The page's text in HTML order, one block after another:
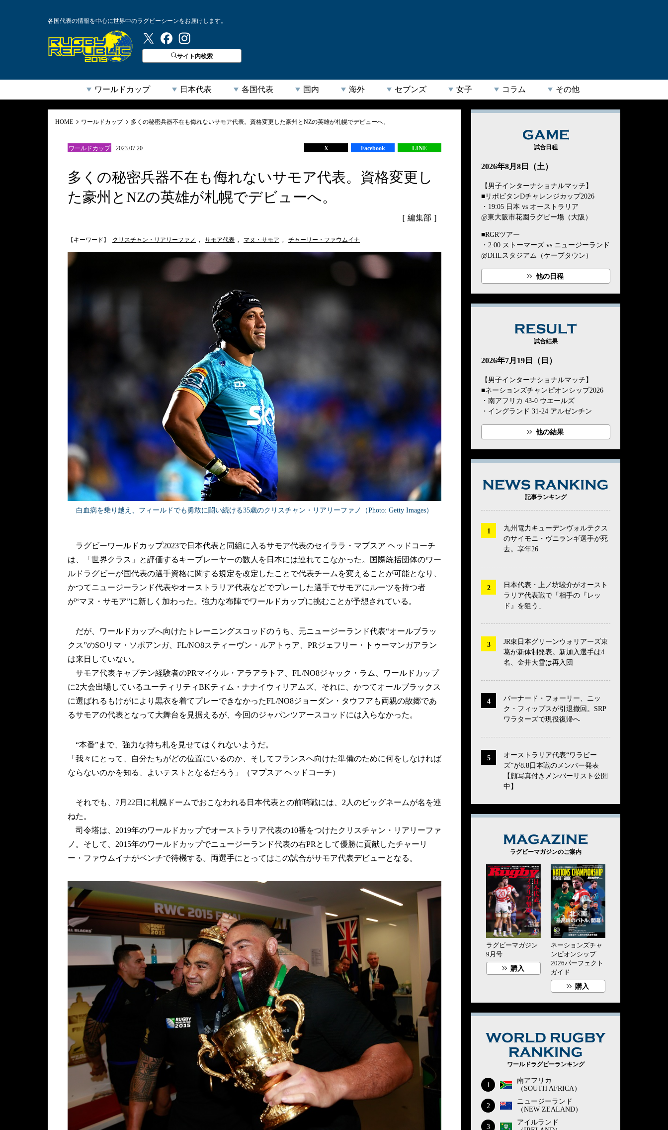
各国代表の情報を中心に世界中のラグビーシーンをお届けします。
ラグビーリパブリック
サイト内検索
ワールドカップ 日本代表 各国代表 国内 海外 セブンズ 女子 コラム その他
HOME ワールドカップ 多くの秘密兵器不在も侮れないサモア代表。資格変更した豪州とNZの英雄が札幌でデビューへ。
ワールドカップ 2023.07.20 X Facebook LINE
多くの秘密兵器不在も侮れないサモア代表。資格変更し
た豪州とNZの英雄が札幌でデビューへ。
［ 編集部 ］
【キーワード】 クリスチャン・リアリーファノ , サモア代表 , マヌ・サモア , チャーリー・ファウムイナ
白血病を乗り越え、フィールドでも勇敢に闘い続ける35歳のクリスチャン・リアリーファノ（Photo: Getty Images）
ラグビーワールドカップ2023で日本代表と同組に入るサモア代表のセイララ・マプスア ヘッドコーチ
は、「世界クラス」と評価するキープレーヤーの数人を日本には連れてこなかった。国際統括団体のワー
ルドラグビーが国代表の選手資格に関する規定を改定したことで代表チームを変えることが可能となり、
かつてニュージーランド代表やオーストラリア代表などでプレーした選手でサモアにルーツを持つ者
が“マヌ・サモア”に新しく加わった。強力な布陣でワールドカップに挑むことが予想されている。
だが、ワールドカップへ向けたトレーニングスコッドのうち、元ニュージーランド代表“オールブラッ
クス”のSOリマ・ソポアンガ、FL/NO8スティーヴン・ルアトゥア、PRジェフリー・トゥーマンガアラン
は来日していない。
サモア代表キャプテン経験者のPRマイケル・アラアラトア、FL/NO8ジャック・ラム、ワールドカップ
に2大会出場しているユーティリティBKティム・ナナイウィリアムズ、それに、かつてオールブラックス
に選ばれるもけがにより黒衣を着てプレーできなかったFL/NO8ジョーダン・タウフアも両親の故郷であ
るサモアの代表となって大舞台を見据えるが、今回のジャパンツアースコッドには入らなかった。
“本番”まで、強力な持ち札を見せてはくれないようだ。
「我々にとって、自分たちがどの位置にいるのか、そしてフランスへ向けた準備のために何をしなければ
ならないのかを知る、よいテストとなるだろう」（マプスア ヘッドコーチ）
それでも、7月22日に札幌ドームでおこなわれる日本代表との前哨戦には、2人のビッグネームが名を連
ねた。
司令塔は、2019年のワールドカップでオーストラリア代表の10番をつけたクリスチャン・リアリーファ
ノ。そして、2015年のワールドカップでニュージーランド代表の右PRとして優勝に貢献したチャーリ
ー・ファウムイナがベンチで待機する。両選手にとってはこの試合がサモア代表デビューとなる。
GAME
試合日程
2026年8月8日（土）
【男子インターナショナルマッチ】
■リポビタンDチャレンジカップ2026
・19:05 日本 vs オーストラリア
@東大阪市花園ラグビー場（大阪）
■RGRツアー
・2:00 ストーマーズ vs ニュージーランド
@DHLスタジアム（ケープタウン）
他の日程
試合結果
2026年7月19日（日）
【男子インターナショナルマッチ】
■ネーションズチャンピオンシップ2026
・南アフリカ 43-0 ウエールズ
・イングランド 31-24 アルゼンチン
他の結果
記事ランキング
九州電力キューデンヴォルテクス
のサイモニ・ヴニランギ選手が死
去。享年26
日本代表・上ノ坊駿介がオースト
ラリア代表戦で「相手の『レッ
ド』を狙う」
JR東日本グリーンウォリアーズ東
葛が新体制発表。新加入選手は4
名、金井大雪は再入団
バーナード・フォーリー、ニッ
ク・フィップスが引退撤回。SRP
ワラターズで現役復帰へ
オーストラリア代表“ワラビー
ズ”が8.8日本戦のメンバー発表
【顔写真付きメンバーリスト公開
中】
ラグビーマガジンのご案内
ラグビーマガジン
9月号
購入
ネーションズチャ
ンピオンシップ
2026パーフェクト
ガイド
購入
ワールドラグビーランキング
1
南アフリカ
（SOUTH AFRICA）
2
ニュージーランド
（NEW ZEALAND）
3
アイルランド